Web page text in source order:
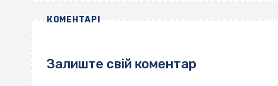
КОМЕНТАРІ
Залиште свій коментар